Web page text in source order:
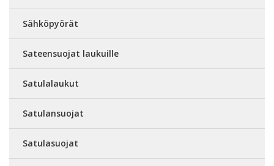
Sähköpyörät
Sateensuojat laukuille
Satulalaukut
Satulansuojat
Satulasuojat